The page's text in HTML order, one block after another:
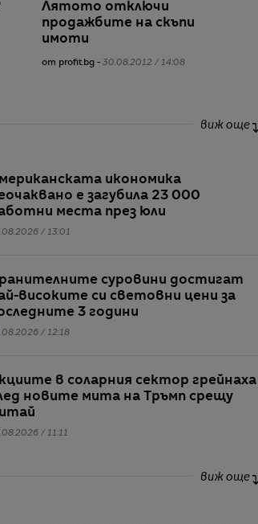
Лятото отключи
продажбите на скъпи
имоти
от profit.bg - 30.08.2012 / 14:08
виж още
икономика
е загубила 23 000
места през юли
/ 13:01
суровини достигат
високите си световни цени за
3 години
/ 12:18
в соларния сектор грейнаха
новите мита на Тръмп срещу
/ 11:11
виж още